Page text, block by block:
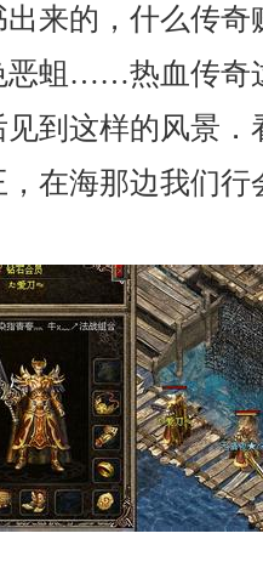
出来的，什么传
恶蛆……热血传奇
见到这样的风景
在海那边我们